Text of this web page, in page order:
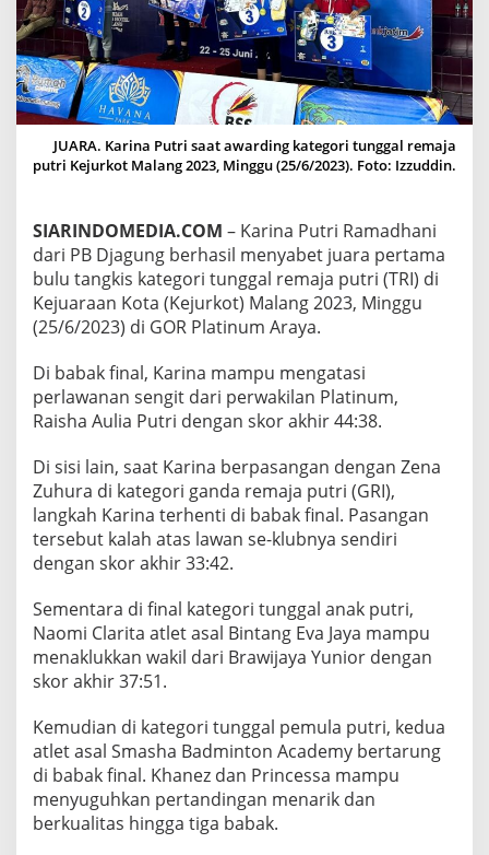
A
G
N
S
A
B
J
A
R
A
P
T
A
M
T
N
G
G
A
R
E
M
A
U
T
R
I
K
E
JUARA. Karina Putri saat awarding kategori tunggal remaja
putri Kejurkot Malang 2023, Minggu (25/6/2023). Foto: Izzuddin.
SIARINDOMEDIA.COM – Karina Putri Ramadhani
dari PB Djagung berhasil menyabet juara pertama
bulu tangkis kategori tunggal remaja putri (TRI) di
Kejuaraan Kota (Kejurkot) Malang 2023, Minggu
(25/6/2023) di GOR Platinum Araya.
Di babak final, Karina mampu mengatasi
perlawanan sengit dari perwakilan Platinum,
Raisha Aulia Putri dengan skor akhir 44:38.
Di sisi lain, saat Karina berpasangan dengan Zena
Zuhura di kategori ganda remaja putri (GRI),
langkah Karina terhenti di babak final. Pasangan
tersebut kalah atas lawan se-klubnya sendiri
dengan skor akhir 33:42.
Sementara di final kategori tunggal anak putri,
Naomi Clarita atlet asal Bintang Eva Jaya mampu
menaklukkan wakil dari Brawijaya Yunior dengan
skor akhir 37:51.
Kemudian di kategori tunggal pemula putri, kedua
atlet asal Smasha Badminton Academy bertarung
di babak final. Khanez dan Princessa mampu
menyuguhkan pertandingan menarik dan
berkualitas hingga tiga babak.